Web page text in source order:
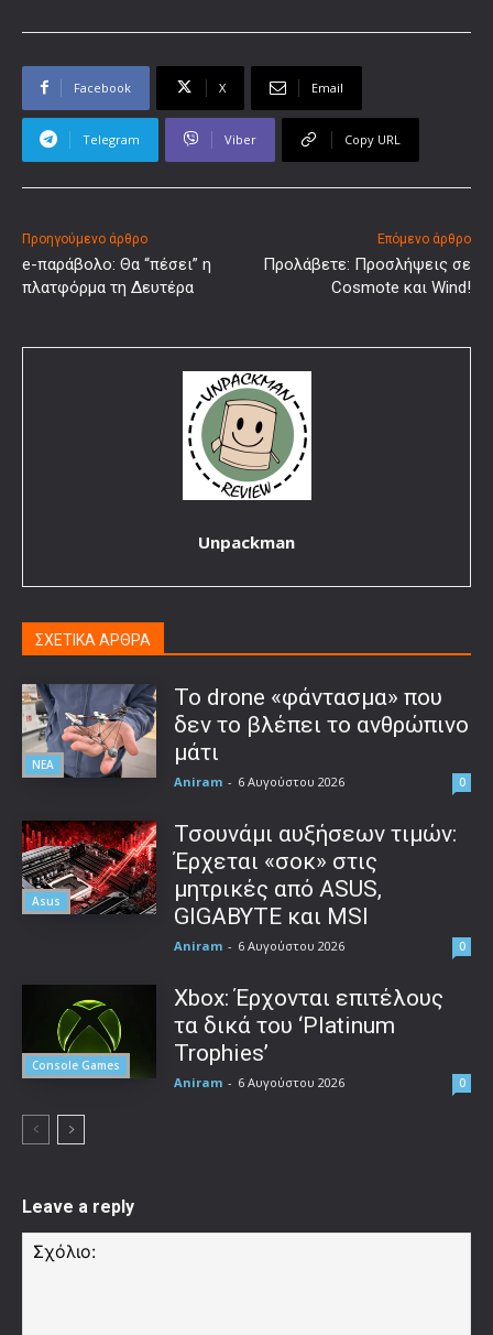
Facebook X Email
Telegram Viber Copy URL
Προηγούμενο άρθρο
e-παράβολο: Θα “πέσει” η
πλατφόρμα τη Δευτέρα
Επόμενο άρθρο
Προλάβετε: Προσλήψεις σε
Cosmote και Wind!
Unpackman
ΣΧΕΤΙΚΑ ΑΡΘΡΑ
ΝΕΑ
Το drone «φάντασμα» που
δεν το βλέπει το ανθρώπινο
μάτι
Aniram - 6 Αυγούστου 2026 0
Asus
Τσουνάμι αυξήσεων τιμών:
Έρχεται «σοκ» στις
μητρικές από ASUS,
GIGABYTE και MSI
Aniram - 6 Αυγούστου 2026 0
Console Games
Xbox: Έρχονται επιτέλους
τα δικά του ‘Platinum
Trophies’
Aniram - 6 Αυγούστου 2026 0
Leave a reply